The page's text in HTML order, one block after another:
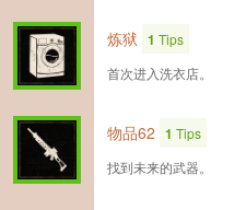
炼狱 1 Tips
首次进入洗衣店。
物品62 1 Tips
找到未来的武器。